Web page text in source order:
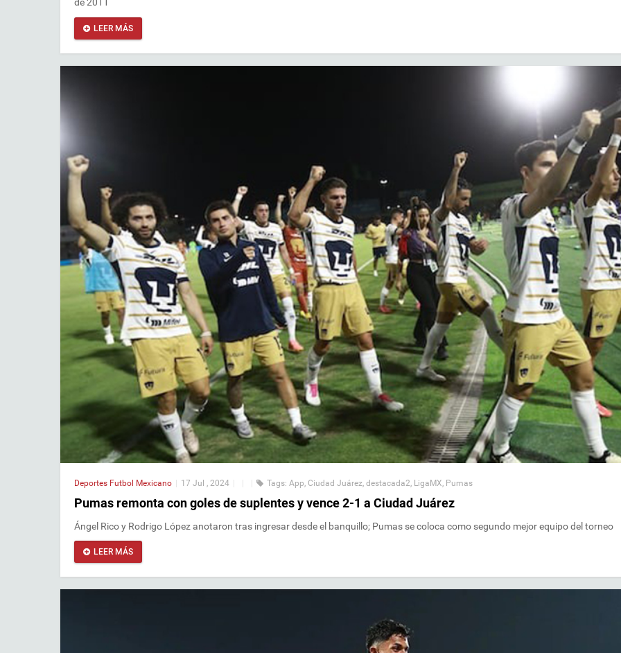
de 2011
LEER MÁS
Deportes Futbol Mexicano 17 Jul , 2024 Tags: App, Ciudad Juárez, destacada2, LigaMX, Pumas
Pumas remonta con goles de suplentes y vence 2-1 a Ciudad Juárez
Ángel Rico y Rodrigo López anotaron tras ingresar desde el banquillo; Pumas se coloca como segundo mejor equipo del torneo
LEER MÁS